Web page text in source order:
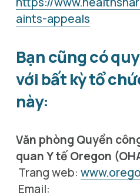
aints-appeals
Bạn cũng có
với bất kỳ tổ
này:
Văn phòng Quyền
quan Y tế Oregon
Trang web: